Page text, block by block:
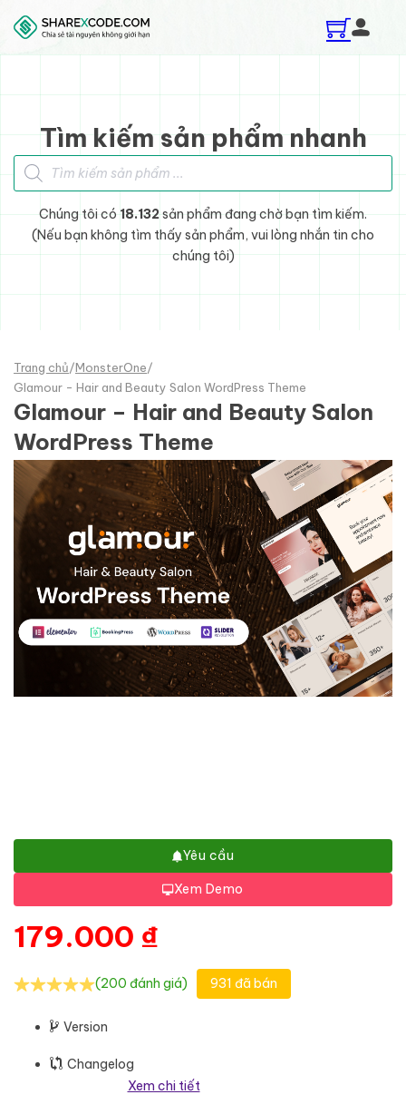
Skip to main content
Skip to footer
Tìm kiếm sản phẩm nhanh
Tìm kiếm sản phẩm
Chúng tôi có 18.132sản phẩm đang chờ bạn tìm kiếm.
(Nếu bạn không tìm thấy sản phẩm, vui lòng nhắn tin cho
chúng tôi)
Trang chủ/MonsterOne/
Glamour - Hair and Beauty Salon WordPress Theme
Glamour – Hair and Beauty Salon
WordPress Theme
Yêu cầu
Xem Demo
179.000 ₫
(200 đánh giá) 931 đã bán
Version
Changelog
Xem chi tiết